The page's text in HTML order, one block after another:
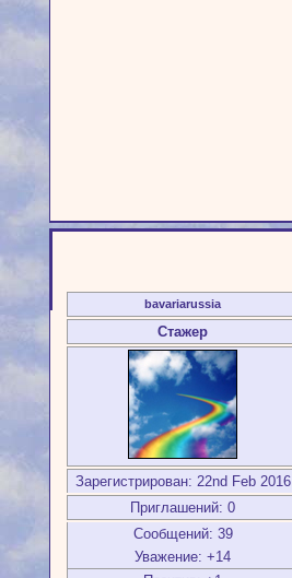
bavariarussia
Стажер
Зарегистрирован: 22nd Feb 2016
Приглашений: 0
Сообщений: 39
Уважение: +14